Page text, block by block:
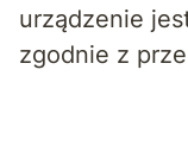
urządzenie
zgodnie z